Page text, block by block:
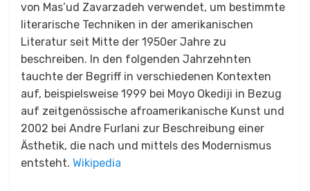
von Mas’ud Zavarzadeh verwendet, um bestimmte
literarische Techniken in der amerikanischen
Literatur seit Mitte der 1950er Jahre zu
beschreiben. In den folgenden Jahrzehnten
tauchte der Begriff in verschiedenen Kontexten
auf, beispielsweise 1999 bei Moyo Okediji in Bezug
auf zeitgenössische afroamerikanische Kunst und
2002 bei Andre Furlani zur Beschreibung einer
Ästhetik, die nach und mittels des Modernismus
entsteht. Wikipedia